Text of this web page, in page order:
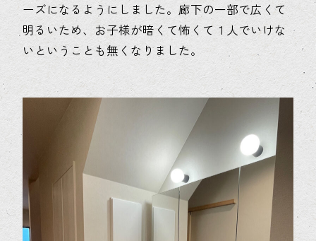
ーズになるようにしました。廊下の一部で広くて
明るいため、お子様が暗くて怖くて１人でいけな
いということも無くなりました。